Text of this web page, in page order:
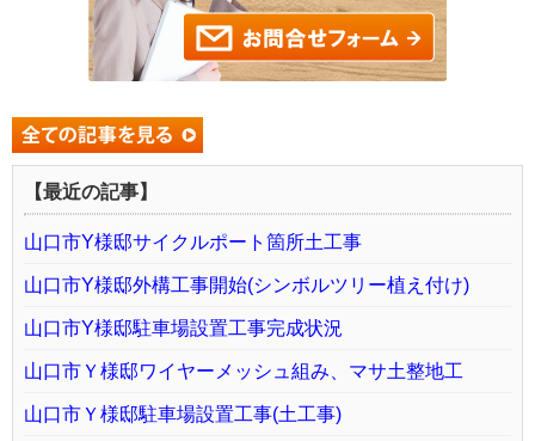
【最近の記事】
山口市Y様邸サイクルポート箇所土工事
山口市Y様邸外構工事開始(シンボルツリー植え付け)
山口市Y様邸駐車場設置工事完成状況
山口市Ｙ様邸ワイヤーメッシュ組み、マサ土整地工
山口市Ｙ様邸駐車場設置工事(土工事)